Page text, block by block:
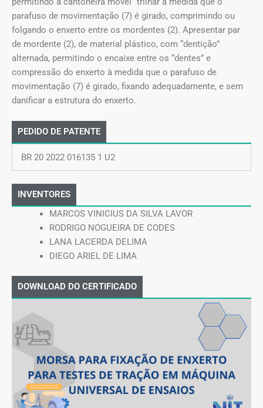
parafuso de movimentação (7) é girado, comprimindo ou
folgando o enxerto entre os mordentes (2). Apresentar par
de mordente (2), de material plástico, com “dentição”
alternada, permitindo o encaixe entre os “dentes” e
compressão do enxerto à medida que o parafuso de
movimentação (7) é girado, fixando adequadamente, e sem
danificar a estrutura do enxerto.
PEDIDO DE PATENTE
BR 20 2022 016135 1 U2
INVENTORES
MARCOS VINICIUS DA SILVA LAVOR
RODRIGO NOGUEIRA DE CODES
LANA LACERDA DELIMA
DIEGO ARIEL DE LIMA
DOWNLOAD DO CERTIFICADO